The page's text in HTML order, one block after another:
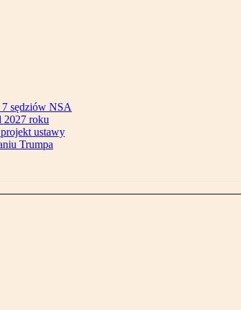
sędziów NSA
2027 roku
ustawy
Trumpa